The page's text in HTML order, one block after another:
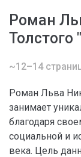
Роман
~12–14
Роман Льва
занимает
благодаря
социальной и
века. Цель